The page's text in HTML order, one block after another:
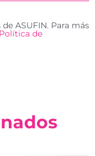
ASUFIN. Para más
Política de